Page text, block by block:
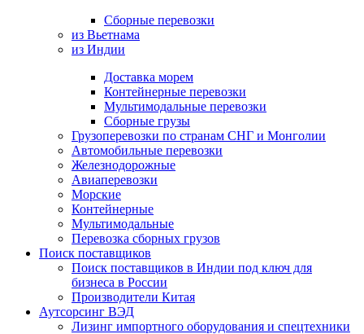
Сборные перевозки
из Вьетнама
из Индии
Доставка морем
Контейнерные перевозки
Мультимодальные перевозки
Сборные грузы
Грузоперевозки по странам СНГ и Монголии
Автомобильные перевозки
Железнодорожные
Авиаперевозки
Морские
Контейнерные
Мультимодальные
Перевозка сборных грузов
Поиск поставщиков
Поиск поставщиков в Индии под ключ для
бизнеса в России
Производители Китая
Аутсорсинг ВЭД
Лизинг импортного оборудования и спецтехники